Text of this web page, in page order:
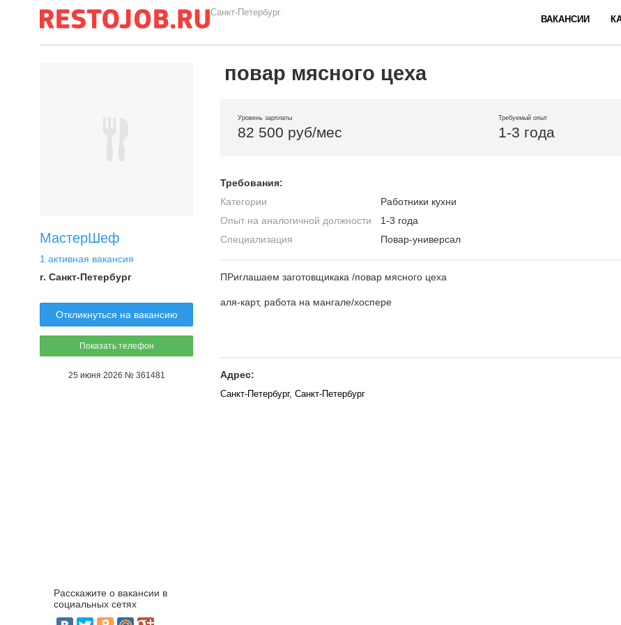
Санкт-Петербург
ВАКАНСИИ
МастерШеф
1 активная вакансия
г. Санкт-Петербург
Откликнуться на вакансию
Показать телефон
25 июня 2026 № 361481
повар мясного цеха
Уровень зарплаты
82 500 руб/мес
Требуемый опыт
1-3 года
Требования:
Категории
Работники кухни
Опыт на аналогичной должности
1-3 года
Специализация
Повар-универсал
ПРиглашаем заготовщикака /повар мясного цеха
аля-карт, работа на мангале/хоспере
Адрес:
Санкт-Петербург, Санкт-Петербург
Расскажите о вакансии в
социальных сетях